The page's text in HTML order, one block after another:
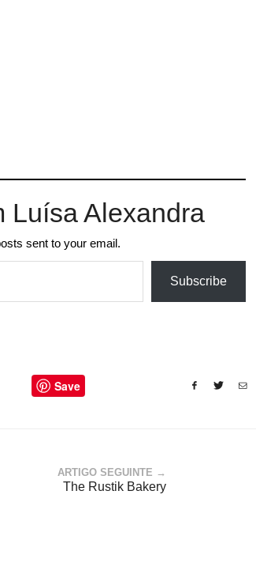
Luísa Alexandra
sent to your email.
Subscribe
Save
ARTIGO SEGUINTE →
The Rustik Bakery